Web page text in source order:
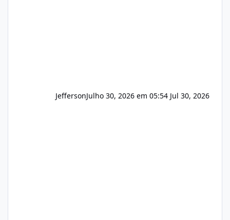
JeffersonJulho 30, 2026 em 05:54 Jul 30, 2026